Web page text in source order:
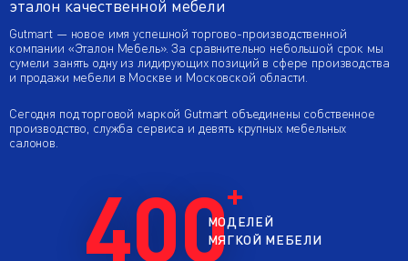
эталон качественной мебели
Gutmart — новое имя успешной торгово-производственной
компании «Эталон Мебель». За сравнительно небольшой срок мы
сумели занять одну из лидирующих позиций в сфере производства
и продажи мебели в Москве и Московской области.
Сегодня под торговой маркой Gutmart объединены собственное
производство, служба сервиса и девять крупных мебельных
салонов.
400МОДЕЛЕЙ
МЯГКОЙ МЕБЕЛИ